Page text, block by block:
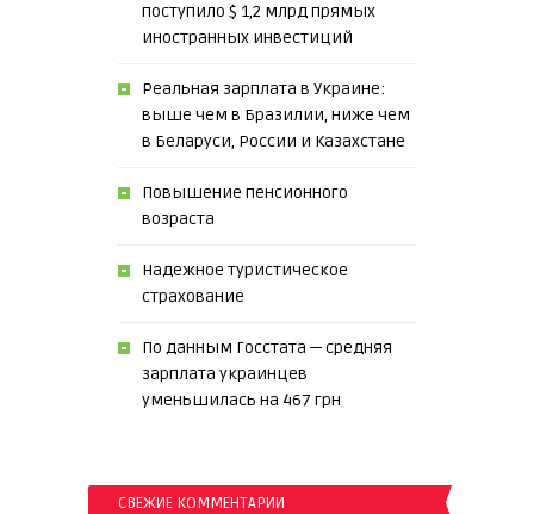
поступило $ 1,2 млрд прямых
иностранных инвестиций
Реальная зарплата в Украине:
выше чем в Бразилии, ниже чем
в Беларуси, России и Казахстане
Повышение пенсионного
возраста
Надежное туристическое
страхование
По данным Госстата ─ средняя
зарплата украинцев
уменьшилась на 467 грн
СВЕЖИЕ КОММЕНТАРИИ